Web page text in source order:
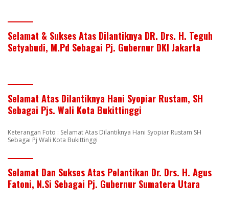
Selamat & Sukses Atas Dilantiknya DR. Drs. H. Teguh
Setyabudi, M.Pd Sebagai Pj. Gubernur DKI Jakarta
Selamat Atas Dilantiknya Hani Syopiar Rustam, SH
Sebagai Pjs. Wali Kota Bukittinggi
Keterangan Foto : Selamat Atas Dilantiknya Hani Syopiar Rustam SH
Sebagai Pj Wali Kota Bukittinggi
Selamat Dan Sukses Atas Pelantikan Dr. Drs. H. Agus
Fatoni, N.Si Sebagai Pj. Gubernur Sumatera Utara